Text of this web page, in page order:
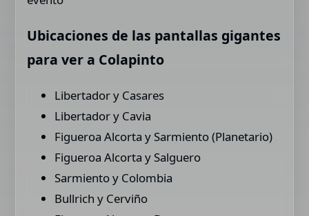
Ubicaciones de las pantallas gigantes
para ver a Colapinto
Libertador y Casares
Libertador y Cavia
Figueroa Alcorta y Sarmiento (Planetario)
Figueroa Alcorta y Salguero
Sarmiento y Colombia
Bullrich y Cerviño